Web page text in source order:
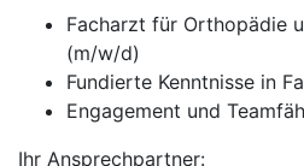
Facharzt für Orthopädie
(m/w/d)
Fundierte Kenntnisse in
Engagement und
Ihr Ansprechpartner: